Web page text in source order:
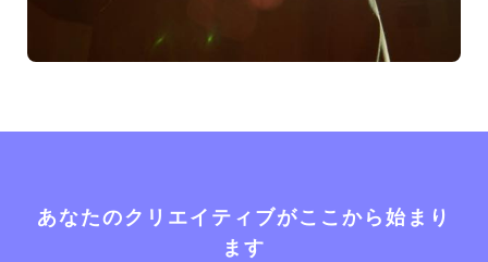
あなたのクリエイティブがここから始まり
ます